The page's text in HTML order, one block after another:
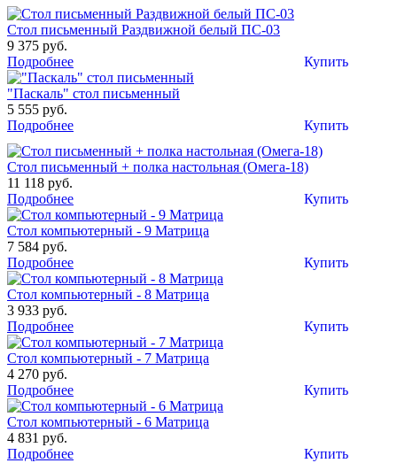
Стол письменный Раздвижной белый ПС-03
9 375 руб.
Купить
Подробнее
"Паскаль" стол письменный
5 555 руб.
Купить
Подробнее
Стол письменный + полка настольная (Омега-18)
11 118 руб.
Купить
Подробнее
Стол компьютерный - 9 Матрица
7 584 руб.
Купить
Подробнее
Стол компьютерный - 8 Матрица
3 933 руб.
Купить
Подробнее
Стол компьютерный - 7 Матрица
4 270 руб.
Купить
Подробнее
Стол компьютерный - 6 Матрица
4 831 руб.
Купить
Подробнее